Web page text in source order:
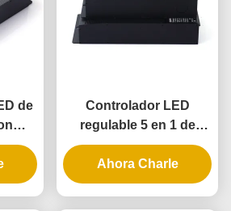
de
Controlador LED
regulable 5 en 1 de
288W con clasificación
IP65 para aplicaciones
de iluminación
Ahora Charle